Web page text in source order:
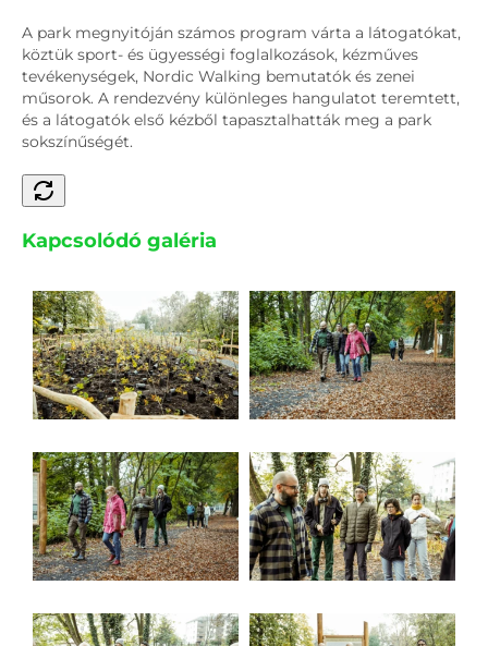
A park megnyitóján számos program várta a látogatókat,
köztük sport- és ügyességi foglalkozások, kézműves
tevékenységek, Nordic Walking bemutatók és zenei
műsorok. A rendezvény különleges hangulatot teremtett,
és a látogatók első kézből tapasztalhatták meg a park
sokszínűségét.
Kapcsolódó galéria